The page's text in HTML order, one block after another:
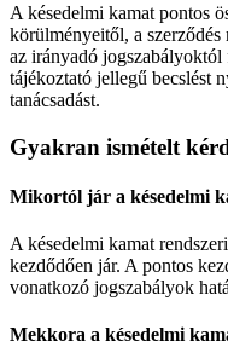
A késedelmi kamat pontos
körülményeitől, a
az irányadó
tájékoztató jellegű becslést
tanácsadást.
Gyakran ismételt
Mikortól jár a késedelmi
A késedelmi kamat
kezdődően jár. A pontos
vonatkozó jogszabályok
Mekkora a késedelmi